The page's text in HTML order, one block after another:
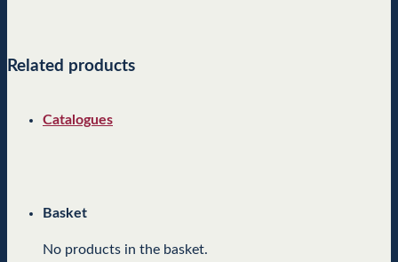
Catalogues
Basket
No products in the basket.
Related products